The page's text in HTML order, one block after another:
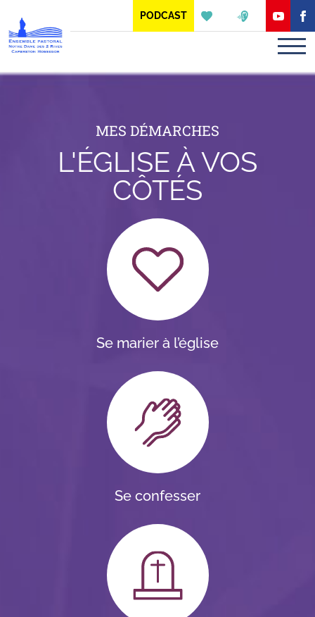
PODCAST
MES DÉMARCHES
L'ÉGLISE À VOS
CÔTÉS
Se marier à l’église
Se confesser
Panneau de gestion des cookies